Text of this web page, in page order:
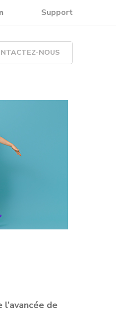
Support
NOUS
de